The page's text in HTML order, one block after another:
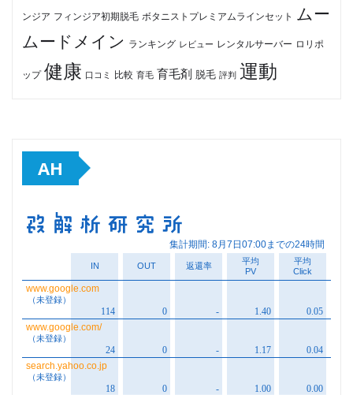
ンジア フィンジア初期脱毛 ボタニストプレミアムラインセット ムー
ムードメイン ランキング レビュー レンタルサーバー ロリポ
ップ 健康 口コミ 比較 育毛 育毛剤 脱毛 評判 運動
AH